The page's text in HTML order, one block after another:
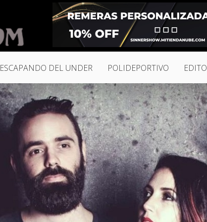
ESCAPANDO DEL UNDER POLIDEPORTIVO